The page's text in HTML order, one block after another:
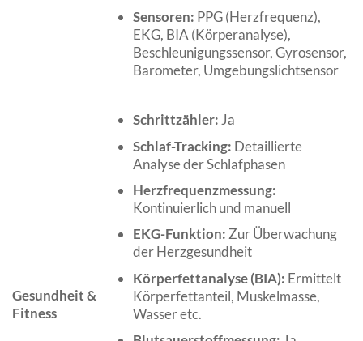
Sensoren: PPG (Herzfrequenz),
EKG, BIA (Körperanalyse),
Beschleunigungssensor, Gyrosensor,
Barometer, Umgebungslichtsensor
Gesundheit &
Fitness
Schrittzähler:Ja
Schlaf-Tracking: Detaillierte
Analyse der Schlafphasen
Herzfrequenzmessung:
Kontinuierlich und manuell
EKG-Funktion:Zur Überwachung
der Herzgesundheit
Körperfettanalyse (BIA): Ermittelt
Körperfettanteil, Muskelmasse,
Wasser etc.